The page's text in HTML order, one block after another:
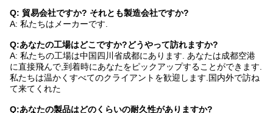
Q: 貿易会社ですか? それとも製造会社ですか?
A: 私たちはメーカーです.
Q:あなたの工場はどこですか?どうやって訪れますか?
A: 私たちの工場は中国四川省成都にあります. あなたは成都空港
に直接飛んで,到着時にあなたをピックアップすることができます.
私たちは温かくすべてのクライアントを歓迎します.国内外で訪ね
て来てくれた
Q:あなたの製品はどのくらいの耐久性がありますか?